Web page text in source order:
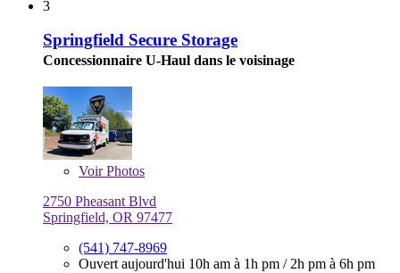
3
Springfield Secure Storage
Concessionnaire U-Haul dans le voisinage
VoirPhotos
2750 Pheasant Blvd
Springfield, OR 97477
(541) 747-8969
Ouvert aujourd'hui 10h am à 1h pm / 2h pm à 6h pm